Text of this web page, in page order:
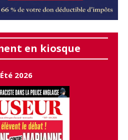
en kiosque
Été 2026